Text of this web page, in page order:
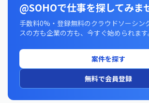
@SOHOで仕事を探してみま
手数料0%・登録無料のクラウドソーシン
スの方も企業の方も、今すぐ始められます
案件を探す
無料で会員登録